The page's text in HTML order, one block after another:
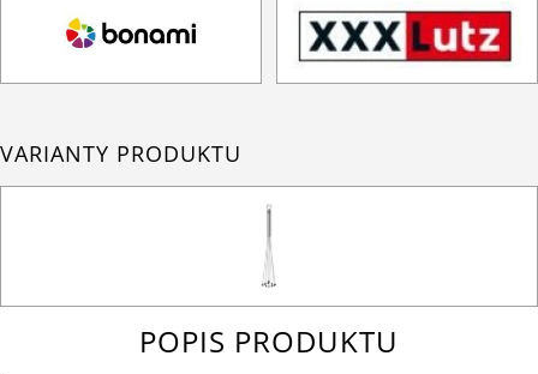
VARIANTY PRODUKTU
POPIS PRODUKTU